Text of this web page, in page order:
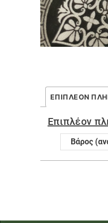
ΕΠΙΠΛΈΟΝ
Επιπλέον
Βάρος